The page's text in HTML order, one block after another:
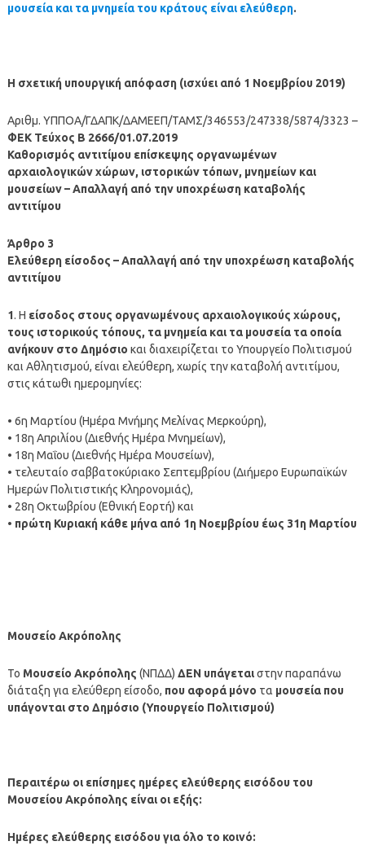
μουσεία και τα μνημεία του κράτους είναι ελεύθερη.
Η σχετική υπουργική απόφαση (ισχύει από 1 Νοεμβρίου 2019)
Αριθμ. ΥΠΠΟΑ/ΓΔΑΠΚ/ΔΑΜΕΕΠ/ΤΑΜΣ/346553/247338/5874/3323 –
ΦΕΚ Τεύχος B 2666/01.07.2019
Καθορισμός αντιτίμου επίσκεψης οργανωμένων
αρχαιολογικών χώρων, ιστορικών τόπων, μνημείων και
μουσείων – Απαλλαγή από την υποχρέωση καταβολής
αντιτίμου
Άρθρο 3
Ελεύθερη είσοδος – Απαλλαγή από την υποχρέωση καταβολής
αντιτίμου
1. Η είσοδος στους οργανωμένους αρχαιολογικούς χώρους,
τους ιστορικούς τόπους, τα μνημεία και τα μουσεία τα οποία
ανήκουν στο Δημόσιο και διαχειρίζεται το Υπουργείο Πολιτισμού
και Αθλητισμού, είναι ελεύθερη, χωρίς την καταβολή αντιτίμου,
στις κάτωθι ημερομηνίες:
• 6η Μαρτίου (Ημέρα Μνήμης Μελίνας Μερκούρη),
• 18η Απριλίου (Διεθνής Ημέρα Μνημείων),
• 18η Μαΐου (Διεθνής Ημέρα Μουσείων),
• τελευταίο σαββατοκύριακο Σεπτεμβρίου (Διήμερο Ευρωπαϊκών
Ημερών Πολιτιστικής Κληρονομιάς),
• 28η Οκτωβρίου (Εθνική Εορτή) και
• πρώτη Κυριακή κάθε μήνα από 1η Νοεμβρίου έως 31η Μαρτίου
Μουσείο Ακρόπολης
Το Μουσείο Ακρόπολης (ΝΠΔΔ) ΔΕΝ υπάγεταιστην παραπάνω
διάταξη για ελεύθερη είσοδο, που αφορά μόνο τα μουσεία που
υπάγονται στο Δημόσιο (Υπουργείο Πολιτισμού)
Περαιτέρω οι επίσημες ημέρες ελεύθερης εισόδου του
Μουσείου Ακρόπολης είναι οι εξής:
Ημέρες ελεύθερης εισόδου για όλο το κοινό: